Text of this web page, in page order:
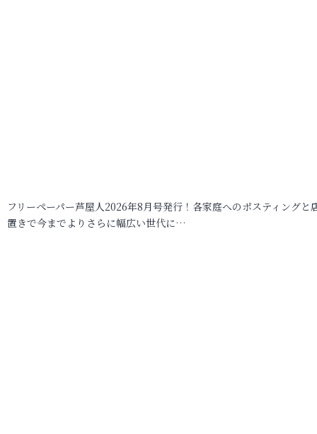
フリーペーパー芦屋人2026年8月号発行！各家庭へのポスティングと
置きで今までよりさらに幅広い世代に…